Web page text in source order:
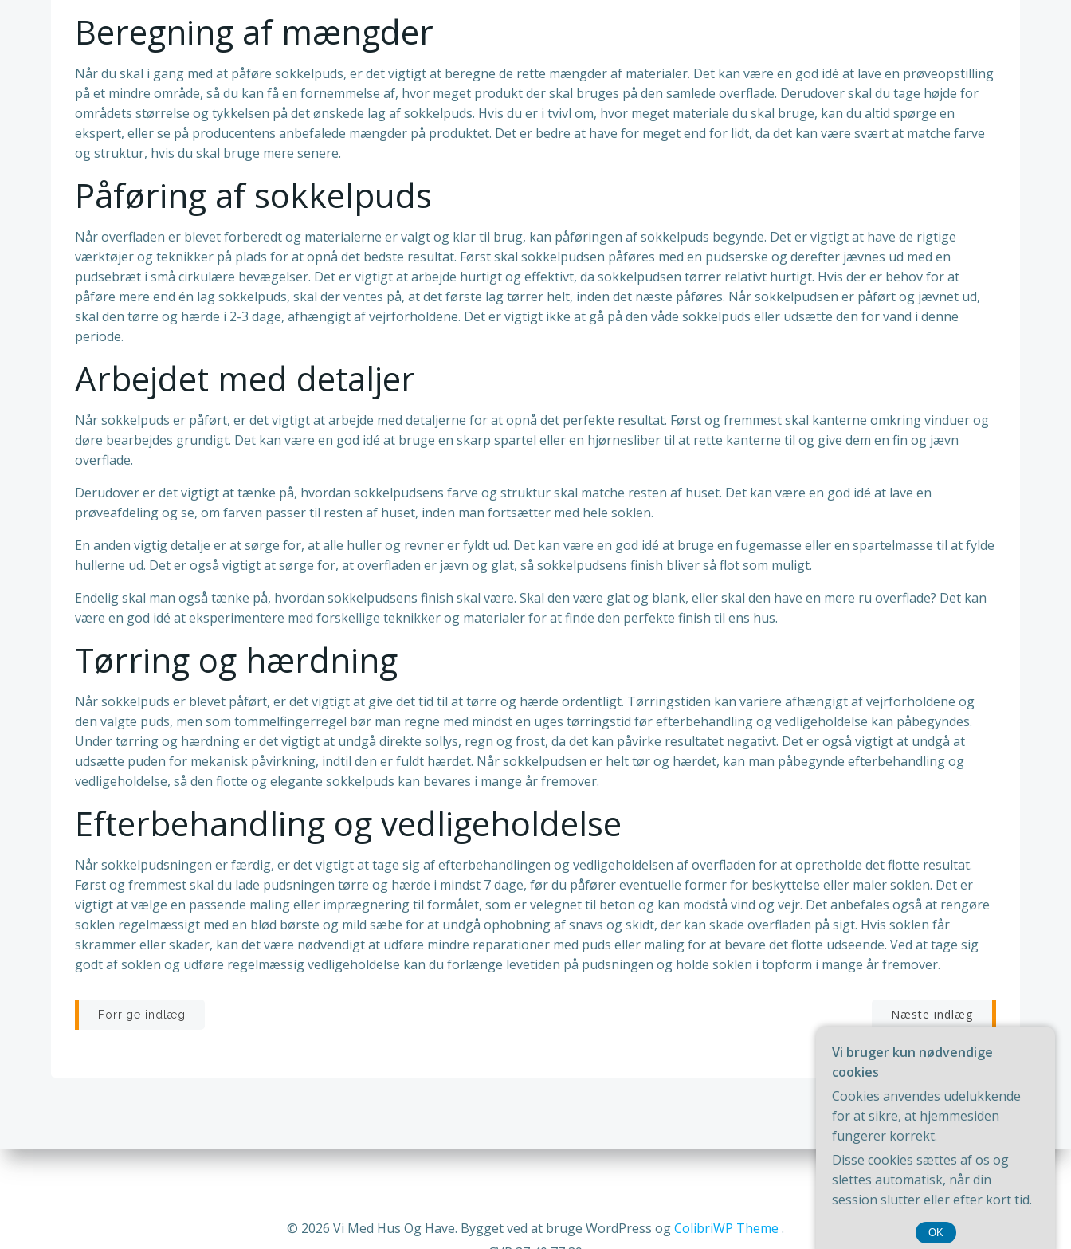
Beregning af mængder
Når du skal i gang med at påføre sokkelpuds, er det vigtigt at beregne de rette mængder af materialer. Det kan være en god idé at lave en prøveopstilling
på et mindre område, så du kan få en fornemmelse af, hvor meget produkt der skal bruges på den samlede overflade. Derudover skal du tage højde for
områdets størrelse og tykkelsen på det ønskede lag af sokkelpuds. Hvis du er i tvivl om, hvor meget materiale du skal bruge, kan du altid spørge en
ekspert, eller se på producentens anbefalede mængder på produktet. Det er bedre at have for meget end for lidt, da det kan være svært at matche farve
og struktur, hvis du skal bruge mere senere.
Påføring af sokkelpuds
Når overfladen er blevet forberedt og materialerne er valgt og klar til brug, kan påføringen af sokkelpuds begynde. Det er vigtigt at have de rigtige
værktøjer og teknikker på plads for at opnå det bedste resultat. Først skal sokkelpudsen påføres med en pudserske og derefter jævnes ud med en
pudsebræt i små cirkulære bevægelser. Det er vigtigt at arbejde hurtigt og effektivt, da sokkelpudsen tørrer relativt hurtigt. Hvis der er behov for at
påføre mere end én lag sokkelpuds, skal der ventes på, at det første lag tørrer helt, inden det næste påføres. Når sokkelpudsen er påført og jævnet ud,
skal den tørre og hærde i 2-3 dage, afhængigt af vejrforholdene. Det er vigtigt ikke at gå på den våde sokkelpuds eller udsætte den for vand i denne
periode.
Arbejdet med detaljer
Når sokkelpuds er påført, er det vigtigt at arbejde med detaljerne for at opnå det perfekte resultat. Først og fremmest skal kanterne omkring vinduer og
døre bearbejdes grundigt. Det kan være en god idé at bruge en skarp spartel eller en hjørnesliber til at rette kanterne til og give dem en fin og jævn
overflade.
Derudover er det vigtigt at tænke på, hvordan sokkelpudsens farve og struktur skal matche resten af huset. Det kan være en god idé at lave en
prøveafdeling og se, om farven passer til resten af huset, inden man fortsætter med hele soklen.
En anden vigtig detalje er at sørge for, at alle huller og revner er fyldt ud. Det kan være en god idé at bruge en fugemasse eller en spartelmasse til at fylde
hullerne ud. Det er også vigtigt at sørge for, at overfladen er jævn og glat, så sokkelpudsens finish bliver så flot som muligt.
Endelig skal man også tænke på, hvordan sokkelpudsens finish skal være. Skal den være glat og blank, eller skal den have en mere ru overflade? Det kan
være en god idé at eksperimentere med forskellige teknikker og materialer for at finde den perfekte finish til ens hus.
Tørring og hærdning
Når sokkelpuds er blevet påført, er det vigtigt at give det tid til at tørre og hærde ordentligt. Tørringstiden kan variere afhængigt af vejrforholdene og
den valgte puds, men som tommelfingerregel bør man regne med mindst en uges tørringstid før efterbehandling og vedligeholdelse kan påbegyndes.
Under tørring og hærdning er det vigtigt at undgå direkte sollys, regn og frost, da det kan påvirke resultatet negativt. Det er også vigtigt at undgå at
udsætte puden for mekanisk påvirkning, indtil den er fuldt hærdet. Når sokkelpudsen er helt tør og hærdet, kan man påbegynde efterbehandling og
vedligeholdelse, så den flotte og elegante sokkelpuds kan bevares i mange år fremover.
Efterbehandling og vedligeholdelse
Når sokkelpudsningen er færdig, er det vigtigt at tage sig af efterbehandlingen og vedligeholdelsen af overfladen for at opretholde det flotte resultat.
Først og fremmest skal du lade pudsningen tørre og hærde i mindst 7 dage, før du påfører eventuelle former for beskyttelse eller maler soklen. Det er
vigtigt at vælge en passende maling eller imprægnering til formålet, som er velegnet til beton og kan modstå vind og vejr. Det anbefales også at rengøre
soklen regelmæssigt med en blød børste og mild sæbe for at undgå ophobning af snavs og skidt, der kan skade overfladen på sigt. Hvis soklen får
skrammer eller skader, kan det være nødvendigt at udføre mindre reparationer med puds eller maling for at bevare det flotte udseende. Ved at tage sig
godt af soklen og udføre regelmæssig vedligeholdelse kan du forlænge levetiden på pudsningen og holde soklen i topform i mange år fremover.
Indlægsnavigation
Forrige indlæg Indlægsnavigation Næste indlæg
© 2026 Vi Med Hus Og Have. Bygget ved at bruge WordPress ogColibriWP Theme .
Vi bruger kun nødvendige
cookies
Cookies anvendes udelukkende
for at sikre, at hjemmesiden
fungerer korrekt.
Disse cookies sættes af os og
slettes automatisk, når din
session slutter eller efter kort tid.
OK